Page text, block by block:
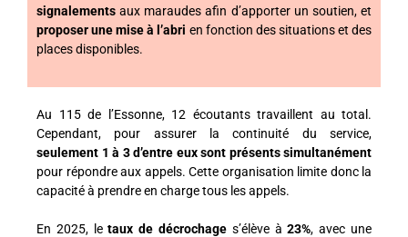
signalements aux maraudes afin d’apporter un soutien, et
proposer une mise à l’abri en fonction des situations et des
places disponibles.
Au 115 de l’Essonne, 12 écoutants travaillent au total.
Cependant, pour assurer la continuité du service,
seulement 1 à 3 d’entre eux sont présents simultanément
pour répondre aux appels. Cette organisation limite donc la
capacité à prendre en charge tous les appels.
En 2025, letaux de décrochage s’élève à23%, avec une